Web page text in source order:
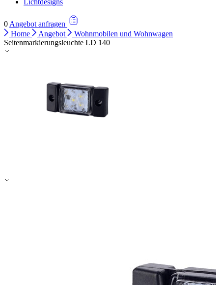
Lichtdesigns
0 Angebot anfragen
Home
Angebot
Wohnmobilen und Wohnwagen
Seitenmarkierungsleuchte LD 140